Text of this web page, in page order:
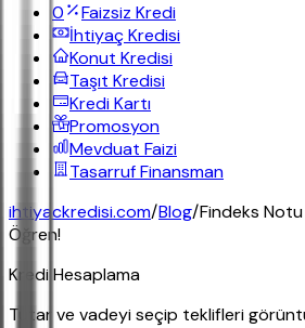
0
Faizsiz Kredi
İhtiyaç Kredisi
Konut Kredisi
Taşıt Kredisi
Kredi Kartı
Promosyon
Mevduat Faizi
Tasarruf Finansman
ihtiyackredisi.com/Blog/Findeks
Öğren!
Kredi Hesaplama
Tutar ve vadeyi seçip teklifleri